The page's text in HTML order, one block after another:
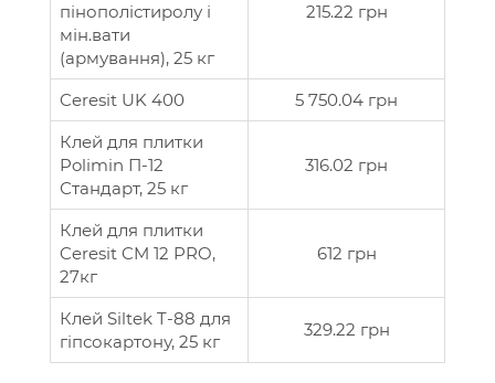
пінополістиролу і
мін.вати
(армування), 25 кг
215.22 грн
Ceresit UK 400
5 750.04 грн
Клей для плитки
Polimin П-12
Стандарт, 25 кг
316.02 грн
Клей для плитки
Ceresit CM 12 PRO,
27кг
612 грн
Клей Siltek T-88 для
гіпсокартону, 25 кг
329.22 грн